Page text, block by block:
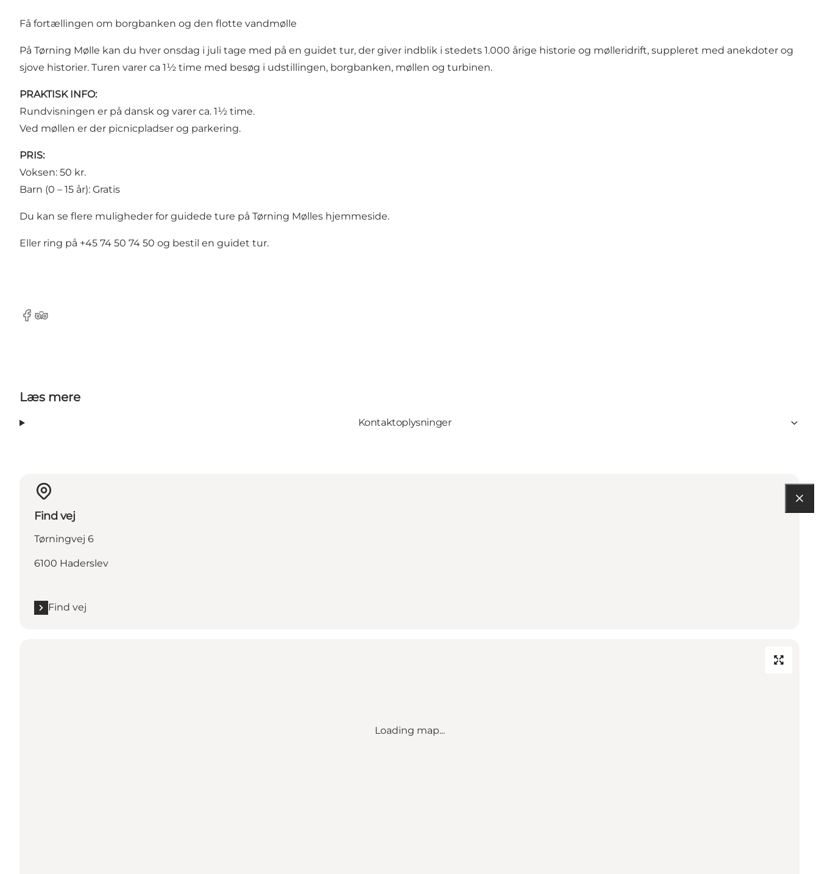
Få fortællingen om borgbanken og den flotte vandmølle
På Tørning Mølle kan du hver onsdag i juli tage med på en guidet tur, der giver indblik i stedets 1.000 årige historie og mølleridrift, suppleret med anekdoter og
sjove historier. Turen varer ca 1½ time med besøg i udstillingen, borgbanken, møllen og turbinen.
PRAKTISK INFO:
Rundvisningen er på dansk og varer ca. 1½ time.
Ved møllen er der picnicpladser og parkering.
PRIS:
Voksen: 50 kr.
Barn (0 – 15 år): Gratis
Du kan se flere muligheder for guidede ture på Tørning Mølles hjemmeside.
Eller ring på +45 74 50 74 50 og bestil en guidet tur.
Facebook
Tripadvisor
Læs mere
Kontaktoplysninger
Find vej
Tørningvej 6
6100 Haderslev
Find vej
Loading map...